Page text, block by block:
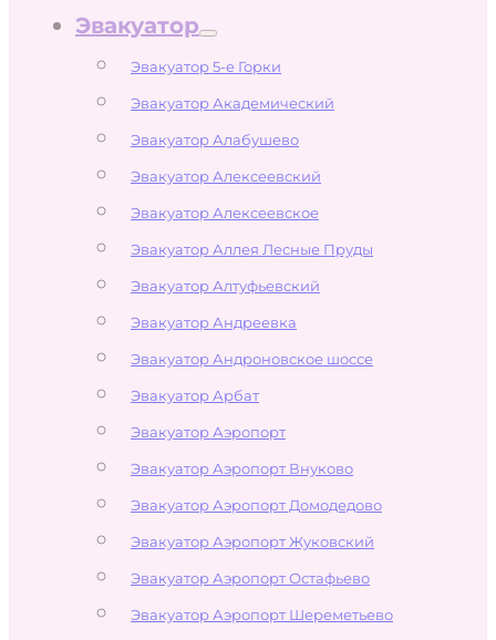
Эвакуатор
Эвакуатор 5-е Горки
Эвакуатор Академический
Эвакуатор Алабушево
Эвакуатор Алексеевский
Эвакуатор Алексеевское
Эвакуатор Аллея Лесные Пруды
Эвакуатор Алтуфьевский
Эвакуатор Андреевка
Эвакуатор Андроновское шоссе
Эвакуатор Арбат
Эвакуатор Аэропорт
Эвакуатор Аэропорт Внуково
Эвакуатор Аэропорт Домодедово
Эвакуатор Аэропорт Жуковский
Эвакуатор Аэропорт Остафьево
Эвакуатор Аэропорт Шереметьево